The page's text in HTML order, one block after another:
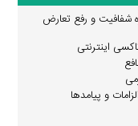
شفافیت و رفع تعارض
اینترنتی
و پیامدها